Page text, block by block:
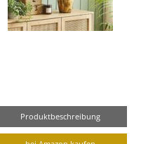
Produktbeschreibung